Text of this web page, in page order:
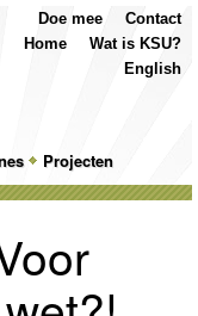
Projecten
Contact
Doe mee
Wat is KSU?
Home
English